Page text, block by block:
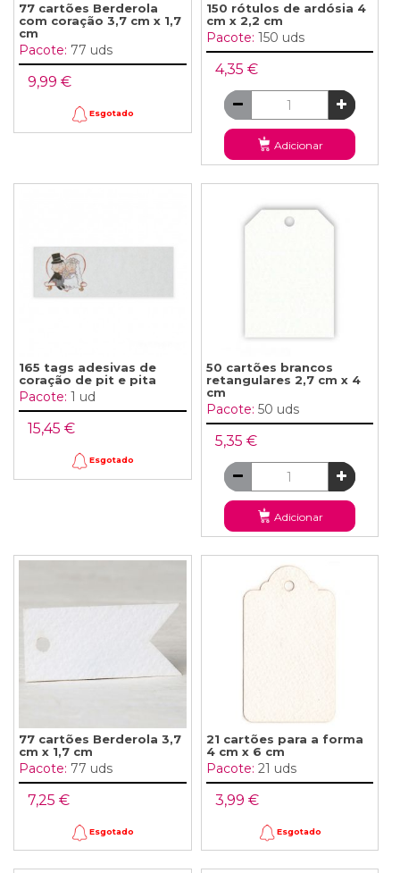
77 cartões Berderola
com coração 3,7 cm x 1,7
cm
Pacote: 77 uds
9,99 €
Esgotado
150 rótulos de ardósia 4
cm x 2,2 cm
Pacote: 150 uds
4,35 €
Adicionar
165 tags adesivas de
coração de pit e pita
Pacote: 1 ud
15,45 €
Esgotado
50 cartões brancos
retangulares 2,7 cm x 4
cm
Pacote: 50 uds
5,35 €
Adicionar
77 cartões Berderola 3,7
cm x 1,7 cm
Pacote: 77 uds
7,25 €
Esgotado
21 cartões para a forma
4 cm x 6 cm
Pacote: 21 uds
3,99 €
Esgotado